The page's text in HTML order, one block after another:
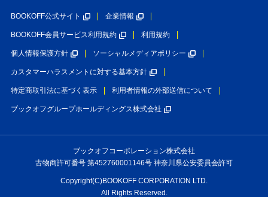
BOOKOFF公式サイト 企業情報
BOOKOFF会員サービス利用規約 利用規約
個人情報保護方針 ソーシャルメディアポリシー
カスタマーハラスメントに対する基本方針
特定商取引法に基づく表示 利用者情報の外部送信について
ブックオフグループホールディングス株式会社
ブックオフコーポレーション株式会社
古物商許可番号 第452760001146号 神奈川県公安委員会許可
Copyright(C)BOOKOFF CORPORATION LTD.
All Rights Reserved.